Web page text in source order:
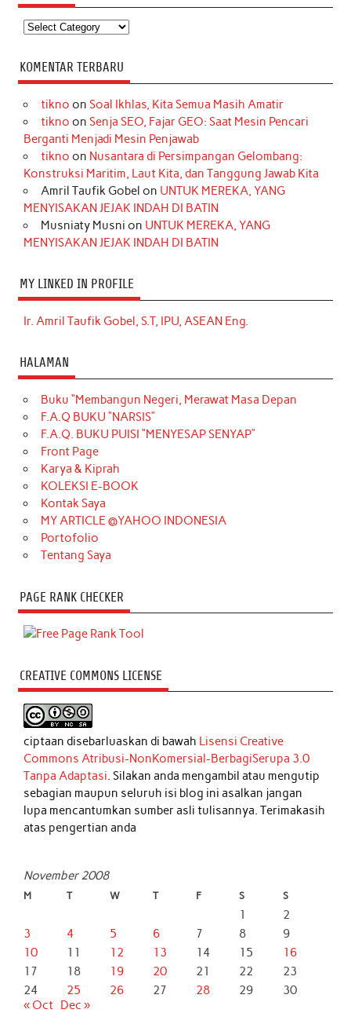
Kategori
KOMENTAR TERBARU
tikno on Soal Ikhlas, Kita Semua Masih Amatir
tikno on Senja SEO, Fajar GEO: Saat Mesin Pencari
Berganti Menjadi Mesin Penjawab
tikno on Nusantara di Persimpangan Gelombang:
Konstruksi Maritim, Laut Kita, dan Tanggung Jawab Kita
Amril Taufik Gobel on UNTUK MEREKA, YANG
MENYISAKAN JEJAK INDAH DI BATIN
Musniaty Musni on UNTUK MEREKA, YANG
MENYISAKAN JEJAK INDAH DI BATIN
MY LINKED IN PROFILE
Ir. Amril Taufik Gobel, S.T, IPU, ASEAN Eng.
HALAMAN
Buku “Membangun Negeri, Merawat Masa Depan
F.A.Q BUKU “NARSIS”
F.A.Q. BUKU PUISI “MENYESAP SENYAP”
Front Page
Karya & Kiprah
KOLEKSI E-BOOK
Kontak Saya
MY ARTICLE @YAHOO INDONESIA
Portofolio
Tentang Saya
PAGE RANK CHECKER
CREATIVE COMMONS LICENSE
ciptaan disebarluaskan di bawah Lisensi Creative
Commons Atribusi-NonKomersial-BerbagiSerupa 3.0
Tanpa Adaptasi. Silakan anda mengambil atau mengutip
sebagian maupun seluruh isi blog ini asalkan jangan
lupa mencantumkan sumber asli tulisannya. Terimakasih
atas pengertian anda
November 2008
M T W T F S S
1
2
3
4 5 6 7 8
9
10
11 12 13 14 15
16
17
18 19 20 21 22
23
24
25 26 27 28 29
30
« Oct Dec »